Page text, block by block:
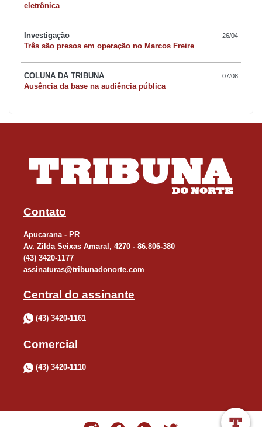
eletrônica
Investigação 26/04
Três são presos em operação no Marcos Freire
COLUNA DA TRIBUNA 07/08
Ausência da base na audiência pública
Contato
Apucarana - PR
Av. Zilda Seixas Amaral, 4270 - 86.806-380
(43) 3420-1177
assinaturas@tribunadonorte.com
Central do assinante
(43) 3420-1161
Comercial
(43) 3420-1110